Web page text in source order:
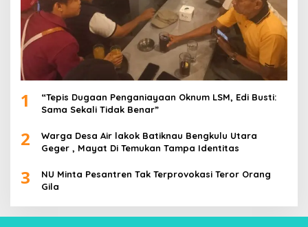
1
“Tepis Dugaan Penganiayaan Oknum LSM, Edi Busti:
Sama Sekali Tidak Benar”
2
Warga Desa Air lakok Batiknau Bengkulu Utara
Geger , Mayat Di Temukan Tampa Identitas
3
NU Minta Pesantren Tak Terprovokasi Teror Orang
Gila